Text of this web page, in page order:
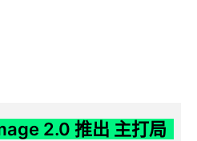
2.0 推出 主打局